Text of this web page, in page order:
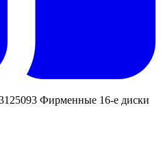
Фирменные 16-е диски